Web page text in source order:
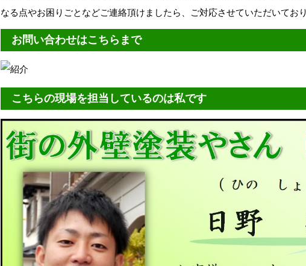
なる点やお困りごとなどご連絡頂けましたら、ご対応させていただいており
お問い合わせはこちらまで
こちらの現場を担当しているのは私です